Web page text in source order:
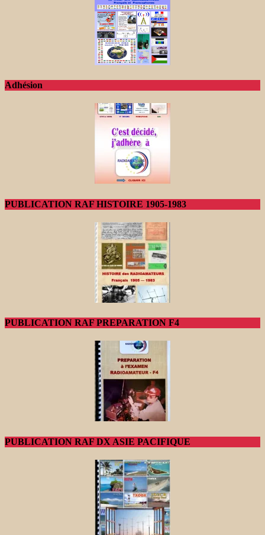
Adhésion
PUBLICATION RAF HISTOIRE 1905-1983
PUBLICATION RAF PREPARATION F4
PUBLICATION RAF DX ASIE PACIFIQUE